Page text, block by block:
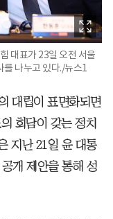
대표가 23일 오전 서울
를 나누고 있다./뉴스1
대립이 표면화되면
회담이 갖는 정치
지난 21일 윤 대통
개 제안을 통해 성